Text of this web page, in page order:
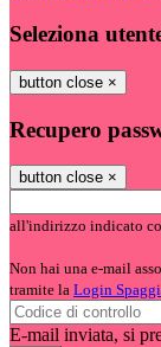
Seleziona
button close ×
Recupero
button close ×
all'indirizzo indicato
Non hai una e-mail
tramite la Login
E-mail inviata, si